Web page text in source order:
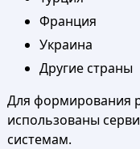
Франция
Украина
Другие страны
Для формирования
использованы
системам.